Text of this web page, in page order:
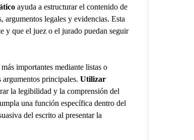
ayuda a estructurar el contenido de
legales y evidencias. Esta
y que el juez o el jurado puedan seguir
importantes mediante listas o
argumentos principales. Utilizar
la legibilidad y la comprensión del
una función específica dentro del
del escrito al presentar la